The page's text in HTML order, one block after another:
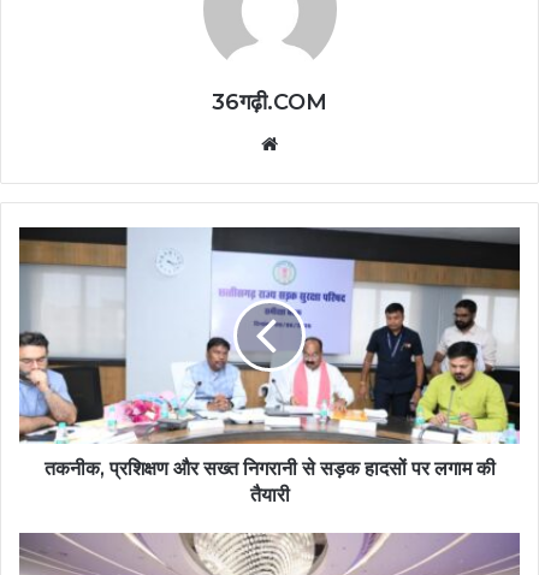
36गढ़ी.COM
तकनीक, प्रशिक्षण और सख्त निगरानी से सड़क हादसों पर लगाम की
तैयारी